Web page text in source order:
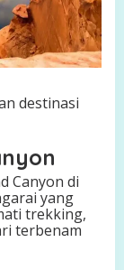
destinasi
Canyon di
yang
trekking,
terbenam